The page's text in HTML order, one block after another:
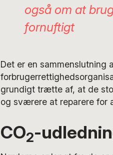
også om at
fornuftigt
Det er en sammenslutning
grundigt trætte af, at de
og sværere at reparere for
CO2-